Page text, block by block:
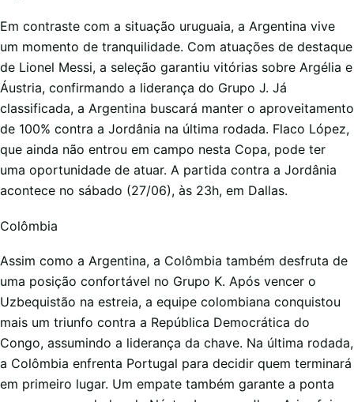
Em contraste com a situação uruguaia, a Argentina vive
um momento de tranquilidade. Com atuações de destaque
de Lionel Messi, a seleção garantiu vitórias sobre Argélia e
Áustria, confirmando a liderança do Grupo J. Já
classificada, a Argentina buscará manter o aproveitamento
de 100% contra a Jordânia na última rodada. Flaco López,
que ainda não entrou em campo nesta Copa, pode ter
uma oportunidade de atuar. A partida contra a Jordânia
acontece no sábado (27/06), às 23h, em Dallas.
Colômbia
Assim como a Argentina, a Colômbia também desfruta de
uma posição confortável no Grupo K. Após vencer o
Uzbequistão na estreia, a equipe colombiana conquistou
mais um triunfo contra a República Democrática do
Congo, assumindo a liderança da chave. Na última rodada,
a Colômbia enfrenta Portugal para decidir quem terminará
em primeiro lugar. Um empate também garante a ponta